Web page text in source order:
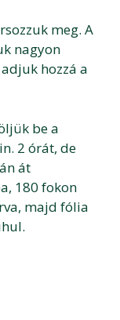
meg. A
nagyon
hozzá a
be a
2 órát, de
át
180 fokon
majd fólia